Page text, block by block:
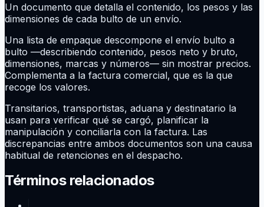
Un documento que detalla el contenido, los pesos y las
dimensiones de cada bulto de un envío.
Una lista de empaque descompone el envío bulto a
bulto —describiendo contenido, pesos neto y bruto,
dimensiones, marcas y números— sin mostrar precios.
Complementa a la factura comercial, que es la que
recoge los valores.
Transitarios, transportistas, aduana y destinatario la
usan para verificar qué se cargó, planificar la
manipulación y conciliarla con la factura. Las
discrepancias entre ambos documentos son una causa
habitual de retenciones en el despacho.
Términos relacionados